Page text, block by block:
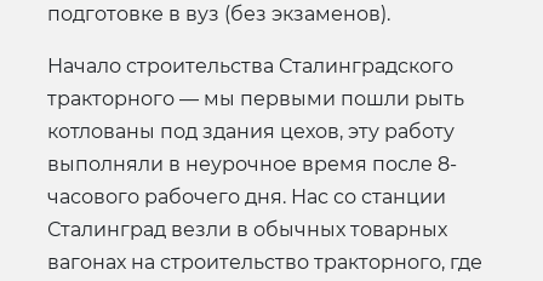
подготовке в вуз (без экзаменов).
Начало строительства Сталинградского
тракторного — мы первыми пошли рыть
котлованы под здания цехов, эту работу
выполняли в неурочное время после 8-
часового рабочего дня. Нас со станции
Сталинград везли в обычных товарных
вагонах на строительство тракторного, где